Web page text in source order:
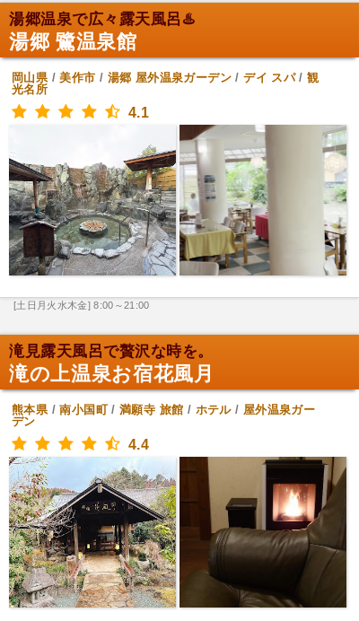
湯郷温泉で広々露天風呂♨️
湯郷 鷺温泉館
岡山県/美作市 / 湯郷 屋外温泉ガーデン/デイ スパ/観
光名所
4.1
[土日月火水木金] 8:00～21:00
滝見露天風呂で贅沢な時を。
滝の上温泉お宿花風月
熊本県/南小国町/満願寺 旅館 / ホテル/ 屋外温泉ガー
デン
4.4